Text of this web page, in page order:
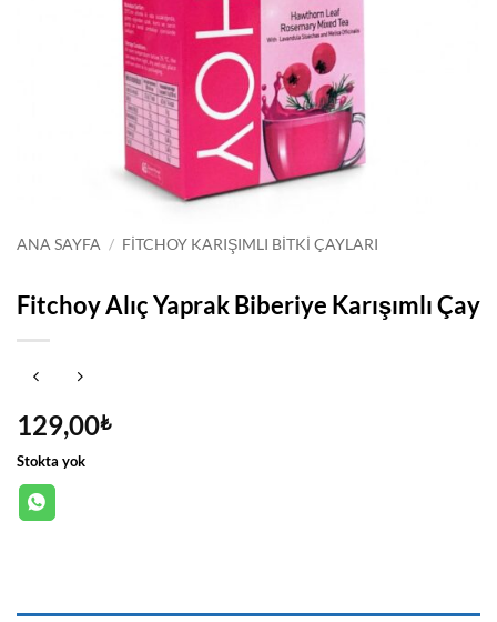
ANA SAYFA / FITCHOY KARIŞIMLI BITKI ÇAYLARI
Fitchoy Alıç Yaprak Biberiye Karışımlı Çay
129,00₺
Stokta yok